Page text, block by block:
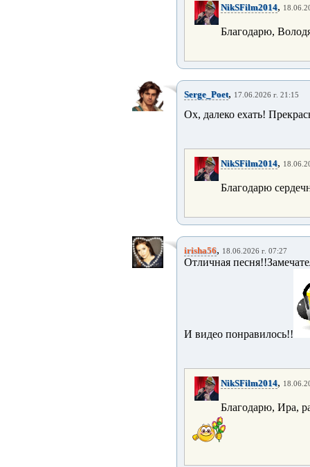
NikSFilm2014,
Благодарю,
Serge_Poet, 17.06.2026 г. 21:15
Ох, далеко ехать!
NikSFilm2014,
Благодарю
irisha56, 18.06.2026 г. 07:27
Отличная
И видео понравилось!!
NikSFilm2014,
Благодарю, Ира,